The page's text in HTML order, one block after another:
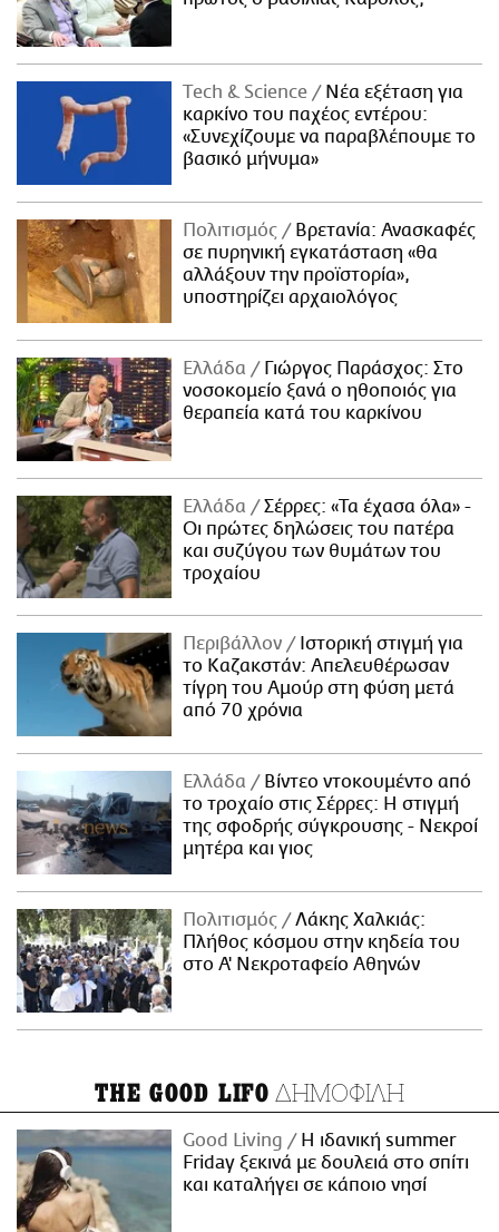
Τech & Science
Νέα εξέταση για
καρκίνο του παχέος εντέρου:
«Συνεχίζουμε να παραβλέπουμε το
βασικό μήνυμα»
Πολιτισμός
Βρετανία: Ανασκαφές
σε πυρηνική εγκατάσταση «θα
αλλάξουν την προϊστορία»,
υποστηρίζει αρχαιολόγος
Ελλάδα
Γιώργος Παράσχος: Στο
νοσοκομείο ξανά ο ηθοποιός για
θεραπεία κατά του καρκίνου
Ελλάδα
Σέρρες: «Τα έχασα όλα» -
Οι πρώτες δηλώσεις του πατέρα
και συζύγου των θυμάτων του
τροχαίου
Περιβάλλον
Ιστορική στιγμή για
το Καζακστάν: Απελευθέρωσαν
τίγρη του Αμούρ στη φύση μετά
από 70 χρόνια
Ελλάδα
Βίντεο ντοκουμέντο από
το τροχαίο στις Σέρρες: Η στιγμή
της σφοδρής σύγκρουσης - Νεκροί
μητέρα και γιος
Πολιτισμός
Λάκης Χαλκιάς:
Πλήθος κόσμου στην κηδεία του
στο Α' Νεκροταφείο Αθηνών
THE GOOD LIFO ΔΗΜΟΦΙΛΗ
Good Living
Η ιδανική summer
Friday ξεκινά με δουλειά στο σπίτι
και καταλήγει σε κάποιο νησί